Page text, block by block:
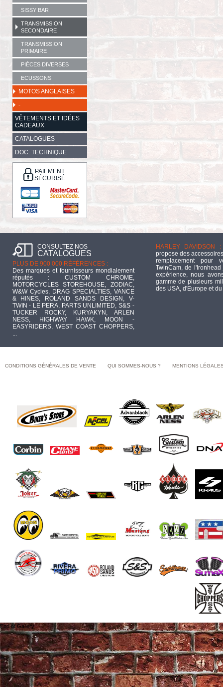
SISSY BAR
TRANSMISSION
SECONDAIRE
TRANSMISSION
PRIMAIRE
PIÈCES DIVERSES
ECUSSONS
MOTOS ANGLAISES
-
VÊTEMENTS ET IDÉES
CADEAUX
CATALOGUES
DOC. TECHNIQUE
PAIEMENT
SÉCURISÉ
CONSULTEZ NOS
CATALOGUES
PLUS DE 900 000 RÉFÉRENCES :
Des marques et fournisseurs mondialement
réputés : CUSTOM CHROME,
MOTORCYCLES STOREHOUSE, ZODIAC,
W&W Cycles, DRAG SPECIALTIES, VANCE
& HINES, ROLAND SANDS DESIGN, V-
TWIN - LE PERA, PARTS UNLIMITED, S&S -
TUCKER ROCKY, KURYAKYN, ARLEN
NESS, HIGHWAY HAWK, MOON -
EASYRIDERS, WEST COAST CHOPPERS,
...
HARLEY DAVIDSON :
propose des
remplacement pour
TwinCam, de
expérience, nous
gamme de plusieurs
des USA, d'Europe et
CONDITIONS GÉNÉRALES DE VENTE QUI SOMMES-NOUS ? MENTIONS
End of Gallery